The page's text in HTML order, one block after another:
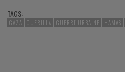
TAGS:
GAZA GUERILLA GUERRE URBAINE HAMAS